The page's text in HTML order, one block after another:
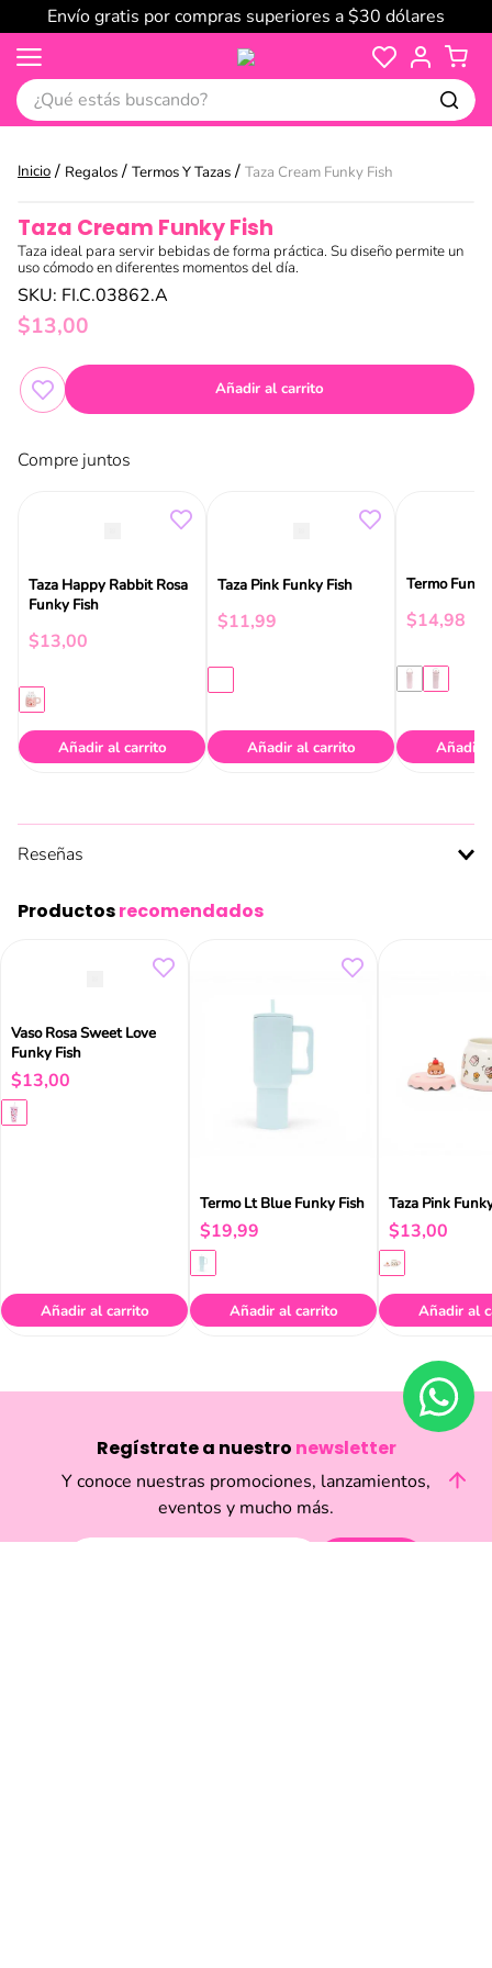
Envío gratis por compras superiores a $30 dólares
¿Qué estás buscando?
Regalos Termos Y Tazas Taza Cream Funky Fish
Taza Cream Funky Fish
Taza ideal para servir bebidas de forma práctica. Su diseño permite un
uso cómodo en diferentes momentos del día.
SKU: FI.C.03862.A
$13,00
Añadir al carrito
Compre juntos
Taza Happy Rabbit Rosa
Funky Fish
$13,00
Añadir al carrito
Taza Pink Funky Fish
$11,99
Añadir al carrito
Termo
$14,98
Añadir
Reseñas
Productosrecomendados
Vaso Rosa Sweet Love
Funky Fish
$13,00
Añadir al carrito
Termo Lt Blue Funky Fish
$19,99
Añadir al carrito
Taza Pink
$13,00
Añadir al
Regístrate a nuestro newsletter
Y conoce nuestras promociones, lanzamientos,
eventos y mucho más.